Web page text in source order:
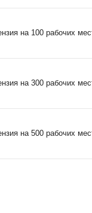
на 100 рабочих
на 300 рабочих
на 500 рабочих